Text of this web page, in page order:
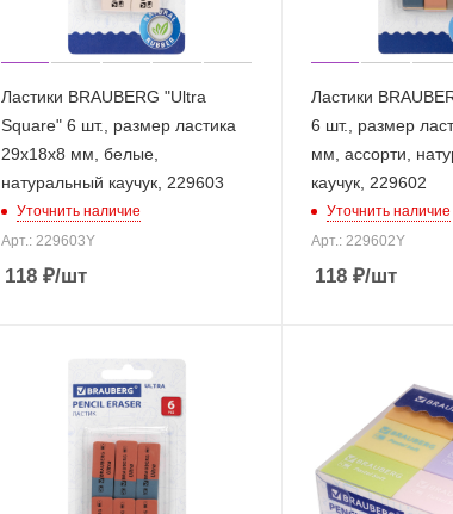
Ластики BRAUBERG "Ultra
Square" 6 шт., размер ластика
29х18х8 мм, белые,
натуральный каучук, 229603
Уточнить наличие
Арт.: 229603Y
118₽/шт
Ластики
6 шт., размер
мм, ассорти,
каучук, 229602
Уточнить наличие
Арт.: 229602Y
118₽/шт